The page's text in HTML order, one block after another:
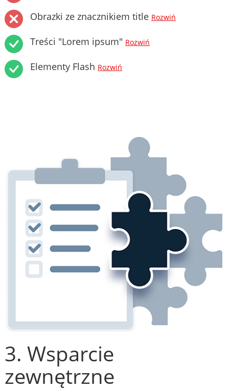
Obrazki ze znacznikiem title Rozwiń
Treści "Lorem ipsum" Rozwiń
Elementy Flash Rozwiń
3. Wsparcie
zewnętrzne